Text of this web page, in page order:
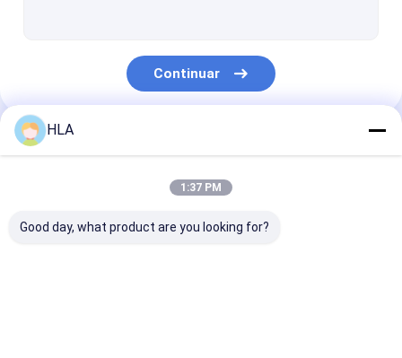
Purificador de aceite centrífugo
Vacío purificador de aceite
Continuar
Nuestras Categorías
HLA
1:37 PM
Good day, what product are you looking for?